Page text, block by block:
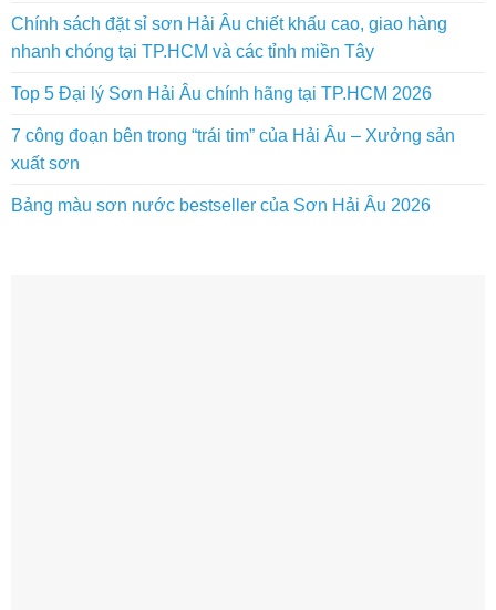
Chính sách đặt sỉ sơn Hải Âu chiết khấu cao, giao hàng
nhanh chóng tại TP.HCM và các tỉnh miền Tây
Top 5 Đại lý Sơn Hải Âu chính hãng tại TP.HCM 2026
7 công đoạn bên trong “trái tim” của Hải Âu – Xưởng sản
xuất sơn
Bảng màu sơn nước bestseller của Sơn Hải Âu 2026